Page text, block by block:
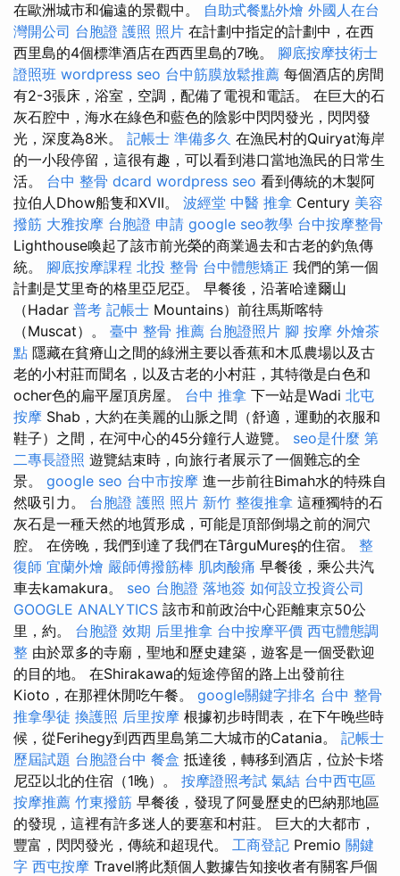
在歐洲城市和偏遠的景觀中。 自助式餐點外燴 外國人在台
灣開公司 台胞證 護照 照片 在計劃中指定的計劃中，在西
西里島的4個標準酒店在西西里島的7晚。 腳底按摩技術士
證照班 wordpress seo 台中筋膜放鬆推薦 每個酒店的房間
有2-3張床，浴室，空調，配備了電視和電話。 在巨大的石
灰石腔中，海水在綠色和藍色的陰影中閃閃發光，閃閃發
光，深度為8米。 記帳士 準備多久 在漁民村的Quiryat海岸
的一小段停留，這很有趣，可以看到港口當地漁民的日常生
活。 台中 整骨 dcard wordpress seo 看到傳統的木製阿
拉伯人Dhow船隻和XVII。 波經堂 中醫 推拿 Century 美容
撥筋 大雅按摩 台胞證 申請 google seo教學 台中按摩整骨
Lighthouse喚起了該市前光榮的商業過去和古老的釣魚傳
統。 腳底按摩課程 北投 整骨 台中體態矯正 我們的第一個
計劃是艾里奇的格里亞尼亞。 早餐後，沿著哈達爾山
（Hadar 普考 記帳士 Mountains）前往馬斯喀特
（Muscat）。 臺中 整骨 推薦 台胞證照片 腳 按摩 外燴茶
點 隱藏在貧瘠山之間的綠洲主要以香蕉和木瓜農場以及古
老的小村莊而聞名，以及古老的小村莊，其特徵是白色和
ocher色的扁平屋頂房屋。 台中 推拿 下一站是Wadi 北屯
按摩 Shab，大約在美麗的山脈之間（舒適，運動的衣服和
鞋子）之間，在河中心的45分鐘行人遊覽。 seo是什麼 第
二專長證照 遊覽結束時，向旅行者展示了一個難忘的全
景。 google seo 台中市按摩 進一步前往Bimah水的特殊自
然吸引力。 台胞證 護照 照片 新竹 整復推拿 這種獨特的石
灰石是一種天然的地質形成，可能是頂部倒塌之前的洞穴
腔。 在傍晚，我們到達了我們在TârguMureş的住宿。 整
復師 宜蘭外燴 嚴師傅撥筋棒 肌肉酸痛 早餐後，乘公共汽
車去kamakura。 seo 台胞證 落地簽 如何設立投資公司
GOOGLE ANALYTICS 該市和前政治中心距離東京50公
里，約。 台胞證 效期 后里推拿 台中按摩平價 西屯體態調
整 由於眾多的寺廟，聖地和歷史建築，遊客是一個受歡迎
的目的地。 在Shirakawa的短途停留的路上出發前往
Kioto，在那裡休閒吃午餐。 google關鍵字排名 台中 整骨
推拿學徒 換護照 后里按摩 根據初步時間表，在下午晚些時
候，從Ferihegy到西西里島第二大城市的Catania。 記帳士
歷屆試題 台胞證台中 餐盒 抵達後，轉移到酒店，位於卡塔
尼亞以北的住宿（1晚）。 按摩證照考試 氣結 台中西屯區
按摩推薦 竹東撥筋 早餐後，發現了阿曼歷史的巴納那地區
的發現，這裡有許多迷人的要塞和村莊。 巨大的大都市，
豐富，閃閃發光，傳統和超現代。 工商登記 Premio 關鍵
字 西屯按摩 Travel將此類個人數據告知接收者有關客戶個